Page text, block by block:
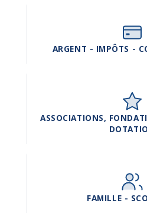
ARGENT - IMPÔTS -
ASSOCIATIONS,
FAMILLE -